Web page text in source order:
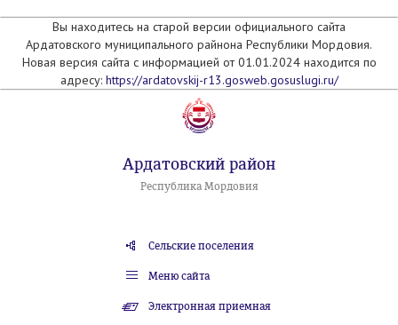
Вы находитесь на старой версии официального сайта
Ардатовского муниципального райнона Республики Мордовия.
Новая версия сайта с информацией от 01.01.2024 находится по
адресу: https://ardatovskij-r13.gosweb.gosuslugi.ru/
Ардатовский район
Республика Мордовия
Сельские поселения
Меню сайта
Электронная приемная